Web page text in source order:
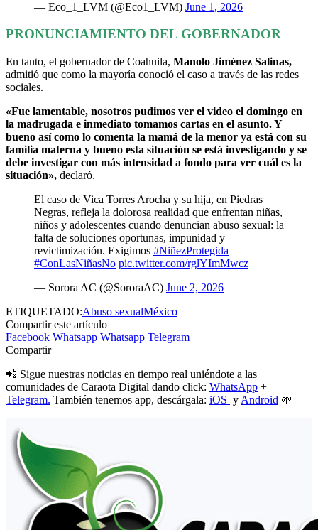
— Eco_1_LVM (@Eco1_LVM) June 1, 2026
PRONUNCIAMIENTO DEL GOBERNADOR
En tanto, el gobernador de Coahuila, Manolo Jiménez Salinas,
admitió que como la mayoría conoció el caso a través de las redes
sociales.
«Fue lamentable, nosotros pudimos ver el video el domingo en
la madrugada e inmediato tomamos cartas en el asunto. Y
bueno así como lo comenta la mamá de la menor ya está con su
familia materna y bueno esta situación se está investigando y se
debe investigar con más intensidad a fondo para ver cuál es la
situación», declaró.
El caso de Vica Torres Arocha y su hija, en Piedras
Negras, refleja la dolorosa realidad que enfrentan niñas,
niños y adolescentes cuando denuncian abuso sexual: la
falta de soluciones oportunas, impunidad y
revictimización. Exigimos #NiñezProtegida
#ConLasNiñasNo pic.twitter.com/rglYImMwcz
— Sorora AC (@SororaAC) June 2, 2026
ETIQUETADO:Abuso sexualMéxico
Compartir este artículo
Facebook Whatsapp Whatsapp Telegram
Compartir
📲 Sigue nuestras noticias en tiempo real uniéndote a las
comunidades de Caraota Digital dando click: WhatsApp +
Telegram. También tenemos app, descárgala: iOS y Android 🌱